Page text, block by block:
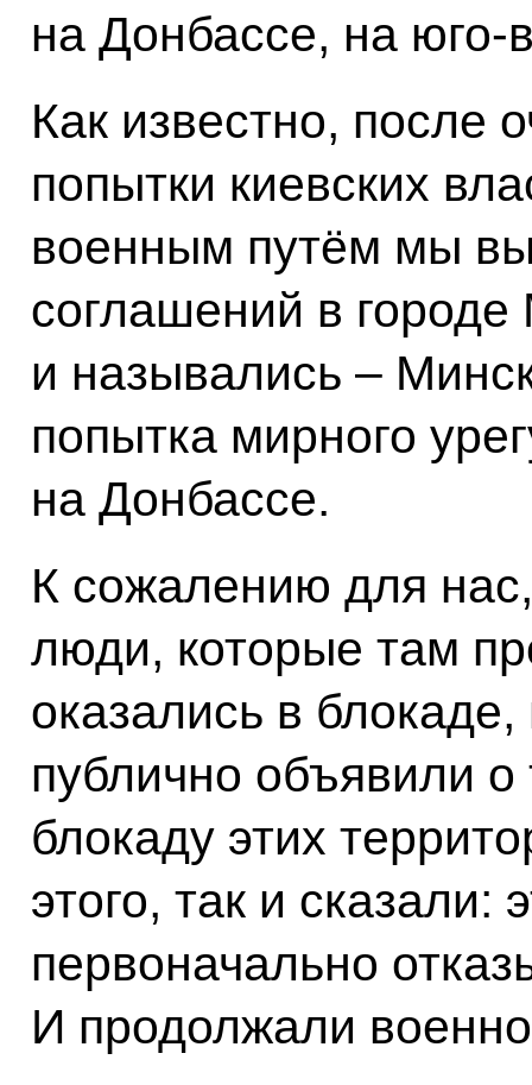
на Донбассе, на юго-
Как известно, после
попытки киевских
военным путём мы
соглашений в городе
и назывались –
попытка мирного
на Донбассе.
К сожалению для
люди, которые там
оказались в
публично объявили о
блокаду этих
этого, так и сказали:
первоначально
И продолжали